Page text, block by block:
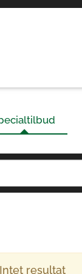
Intet resultat